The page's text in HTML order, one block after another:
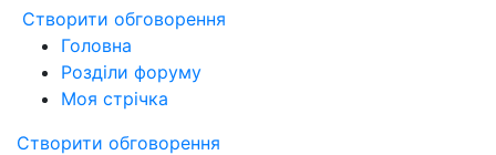
Створити обговорення
Головна
Розділи форуму
Моя стрічка
Створити обговорення